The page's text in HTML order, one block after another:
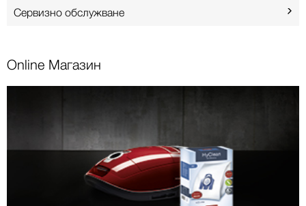
Сервизно обслужване
Online Mагазин